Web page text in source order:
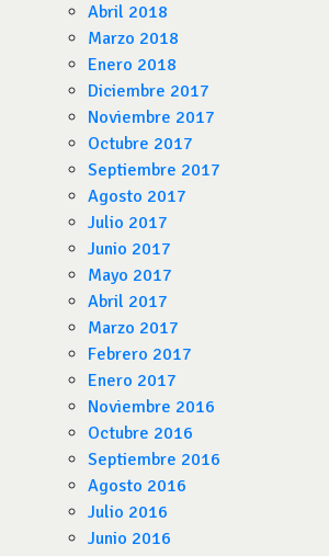
Abril 2018
Marzo 2018
Enero 2018
Diciembre 2017
Noviembre 2017
Octubre 2017
Septiembre 2017
Agosto 2017
Julio 2017
Junio 2017
Mayo 2017
Abril 2017
Marzo 2017
Febrero 2017
Enero 2017
Noviembre 2016
Octubre 2016
Septiembre 2016
Agosto 2016
Julio 2016
Junio 2016